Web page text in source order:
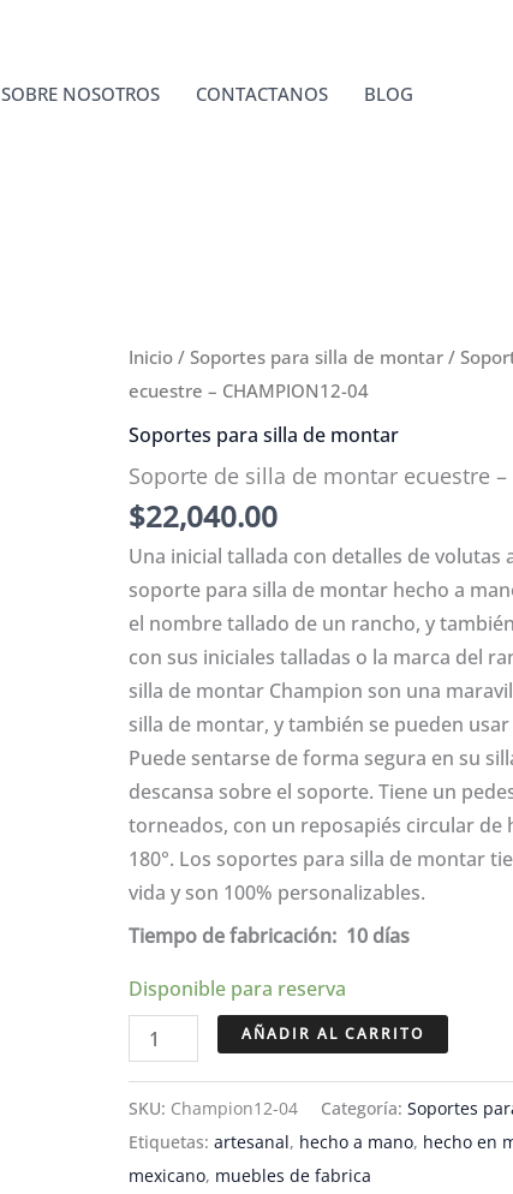
SOBRE NOSOTROS CONTACTANOS BLOG
Inicio/ Soportes para silla de montar/
ecuestre – CHAMPION12-04
Soportes para silla de montar
Soporte de silla de montar ecuestre –
$22,040.00
Una inicial tallada con detalles de volutas
soporte para silla de montar hecho a
el nombre tallado de un rancho, y
con sus iniciales talladas o la marca del
silla de montar Champion son una
silla de montar, y también se pueden
Puede sentarse de forma segura en su
descansa sobre el soporte. Tiene un
torneados, con un reposapiés circular de
180°. Los soportes para silla de montar
vida y son 100% personalizables.
Tiempo de fabricación: 10 días
Disponible para reserva
Soporte
de
silla
de
montar
AÑADIR AL CARRITO
SKU: Champion12-04 Categoría: Soportes
Etiquetas: artesanal, hecho a mano, hecho en
mexicano, muebles de fabrica